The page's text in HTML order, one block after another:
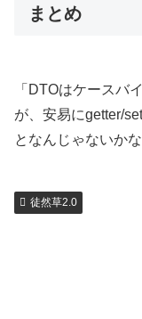
まとめ
「DTOはケースバ
が、安易にgetter/
となんじゃないかな
徒然草2.0